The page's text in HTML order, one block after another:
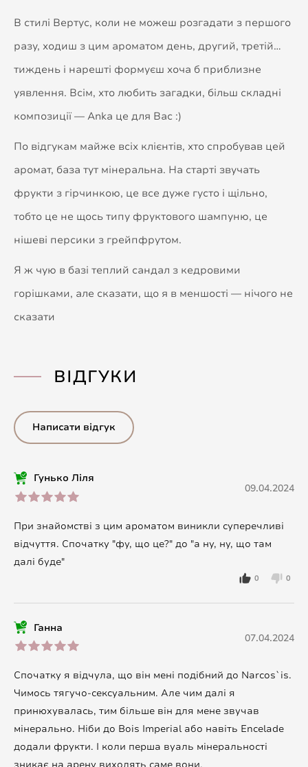
В стилі Вертус, коли не можеш розгадати з першого
разу, ходиш з цим ароматом день, другий, третій…
тиждень і нарешті формуєш хоча б приблизне
уявлення. Всім, хто любить загадки, більш складні
композиції — Anka це для Вас :)
По відгукам майже всіх клієнтів, хто спробував цей
аромат, база тут мінеральна. На старті звучать
фрукти з гірчинкою, це все дуже густо і щільно,
тобто це не щось типу фруктового шампуню, це
нішеві персики з грейпфрутом.
Я ж чую в базі теплий сандал з кедровими
горішками, але сказати, що я в меншості — нічого не
сказати
ВІДГУКИ
Написати відгук
Гунько Ліля
09.04.2024
При знайомстві з цим ароматом виникли суперечливі
відчуття. Спочатку "фу, що це?" до "а ну, ну, що там
далі буде"
0 0
Ганна
07.04.2024
Спочатку я відчула, що він мені подібний до Narcos`is.
Чимось тягучо-сексуальним. Але чим далі я
принюхувалась, тим більше він для мене звучав
мінерально. Ніби до Bois Imperial або навіть Encelade
додали фрукти. І коли перша вуаль мінеральності